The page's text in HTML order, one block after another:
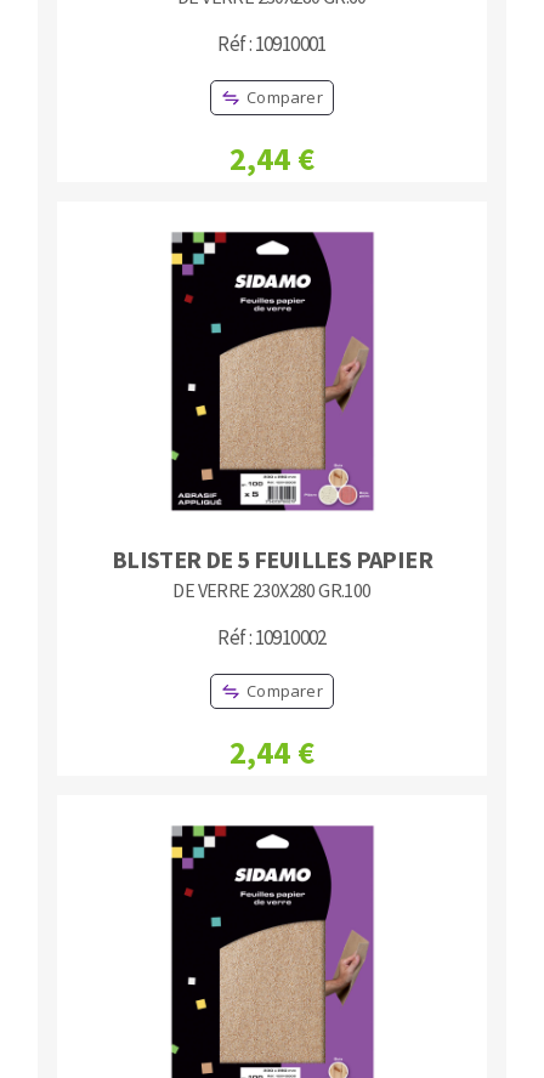
Réf : 10910001
Comparer
2,44 €
BLISTER DE 5 FEUILLES PAPIER
DE VERRE 230X280 GR.100
Réf : 10910002
Comparer
2,44 €